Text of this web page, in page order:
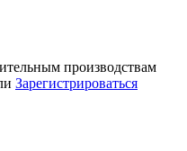
производствам
Зарегистрироваться